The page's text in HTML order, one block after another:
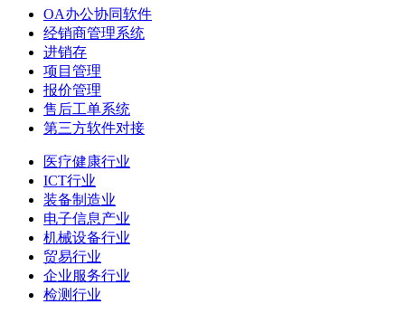
OA办公协同软件
经销商管理系统
进销存
项目管理
报价管理
售后工单系统
第三方软件对接
医疗健康行业
ICT行业
装备制造业
电子信息产业
机械设备行业
贸易行业
企业服务行业
检测行业